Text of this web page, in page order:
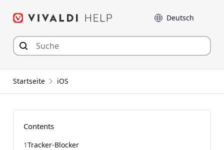
Inhalt
Sprache
Startseite iOS
Contents
1Tracker-Blocker